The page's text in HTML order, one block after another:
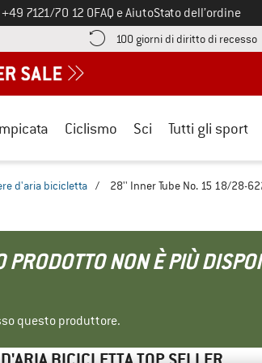
Chiamaci al numero
+49 7121/70 12 0FAQ e AiutoStato dell’ordine
di pagamento! Si apre in una casella
100 giorni di diritto di recesso
Ciclismo Sci Tutti gli sport
d'aria bicicletta / 28'' Inner Tube No. 15 18/28-
PRODOTTO NON È PIÙ
questo produttore.